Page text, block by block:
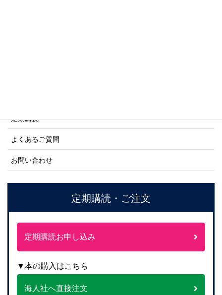
定期購読
よくあるご質問
お問い合わせ
定期購読・ご注文
定期購読お申し込み
▼本の購入はこちら
海人社へ直接注文